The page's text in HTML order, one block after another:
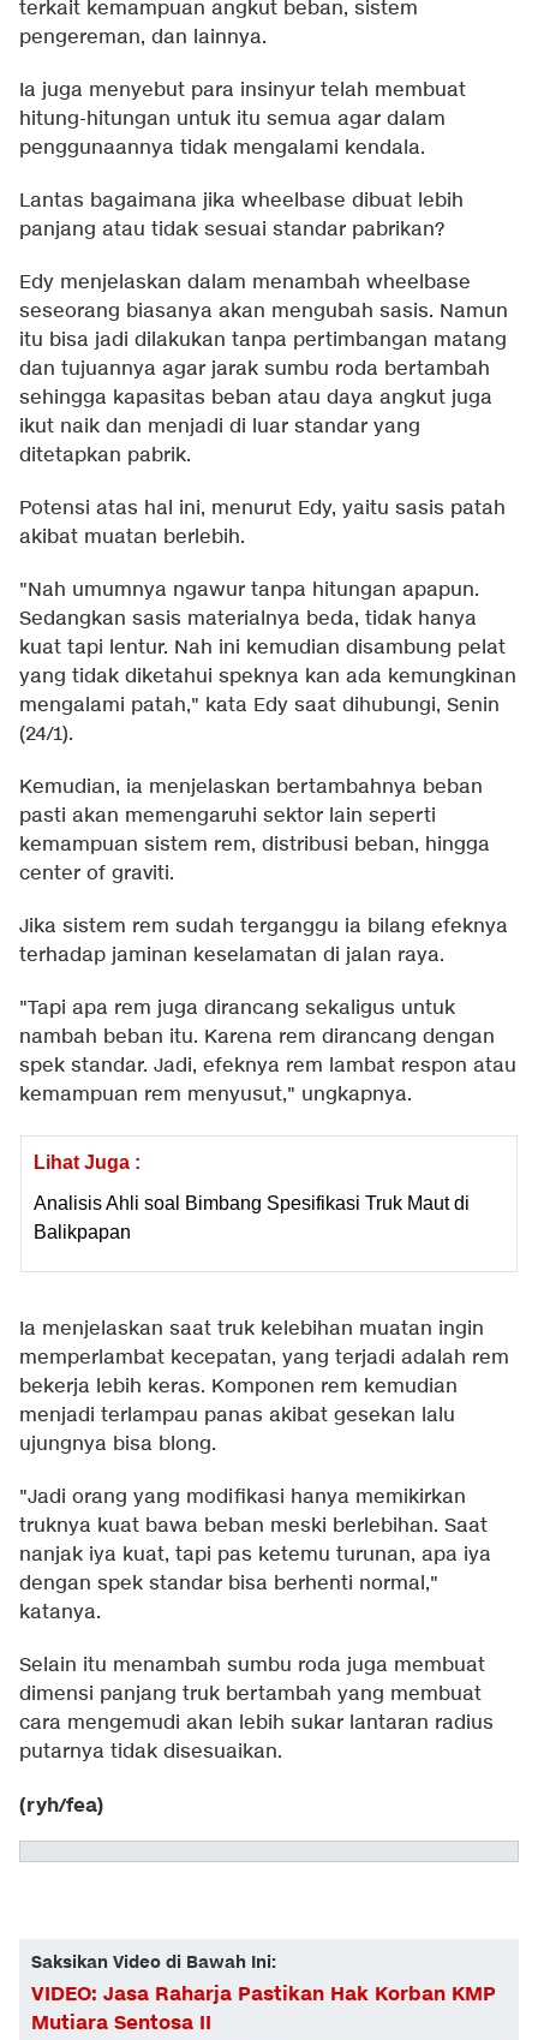
terkait kemampuan angkut beban, sistem
pengereman, dan lainnya.
Ia juga menyebut para insinyur telah membuat
hitung-hitungan untuk itu semua agar dalam
penggunaannya tidak mengalami kendala.
Lantas bagaimana jika wheelbase dibuat lebih
panjang atau tidak sesuai standar pabrikan?
Edy menjelaskan dalam menambah wheelbase
seseorang biasanya akan mengubah sasis. Namun
itu bisa jadi dilakukan tanpa pertimbangan matang
dan tujuannya agar jarak sumbu roda bertambah
sehingga kapasitas beban atau daya angkut juga
ikut naik dan menjadi di luar standar yang
ditetapkan pabrik.
Potensi atas hal ini, menurut Edy, yaitu sasis patah
akibat muatan berlebih.
"Nah umumnya ngawur tanpa hitungan apapun.
Sedangkan sasis materialnya beda, tidak hanya
kuat tapi lentur. Nah ini kemudian disambung pelat
yang tidak diketahui speknya kan ada kemungkinan
mengalami patah," kata Edy saat dihubungi, Senin
(24/1).
Kemudian, ia menjelaskan bertambahnya beban
pasti akan memengaruhi sektor lain seperti
kemampuan sistem rem, distribusi beban, hingga
center of graviti.
Jika sistem rem sudah terganggu ia bilang efeknya
terhadap jaminan keselamatan di jalan raya.
"Tapi apa rem juga dirancang sekaligus untuk
nambah beban itu. Karena rem dirancang dengan
spek standar. Jadi, efeknya rem lambat respon atau
kemampuan rem menyusut," ungkapnya.
Lihat Juga :
Analisis Ahli soal Bimbang Spesifikasi Truk Maut di
Balikpapan
Ia menjelaskan saat truk kelebihan muatan ingin
memperlambat kecepatan, yang terjadi adalah rem
bekerja lebih keras. Komponen rem kemudian
menjadi terlampau panas akibat gesekan lalu
ujungnya bisa blong.
"Jadi orang yang modifikasi hanya memikirkan
truknya kuat bawa beban meski berlebihan. Saat
nanjak iya kuat, tapi pas ketemu turunan, apa iya
dengan spek standar bisa berhenti normal,"
katanya.
Selain itu menambah sumbu roda juga membuat
dimensi panjang truk bertambah yang membuat
cara mengemudi akan lebih sukar lantaran radius
putarnya tidak disesuaikan.
(ryh/fea)
Saksikan Video di Bawah Ini:
VIDEO: Jasa Raharja Pastikan Hak Korban KMP
Mutiara Sentosa II